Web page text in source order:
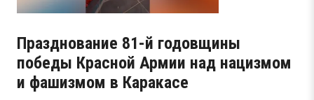
Празднование 81-й годовщины
победы Красной Армии над нацизмом
и фашизмом в Каракасе